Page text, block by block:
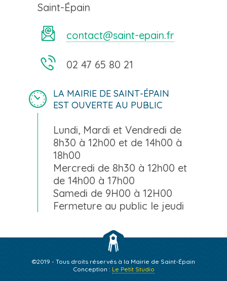
Saint-Épain
contact@saint-epain.fr
02 47 65 80 21
LA MAIRIE DE SAINT-ÉPAIN
EST OUVERTE AU PUBLIC
Lundi, Mardi et Vendredi de
8h30 à 12h00 et de 14h00 à
18h00
Mercredi de 8h30 à 12h00 et
de 14h00 à 17h00
Samedi de 9H00 à 12H00
Fermeture au public le jeudi
©2019 - Tous droits réservés à la Mairie de Saint-Épain
Conception : Le Petit Studio